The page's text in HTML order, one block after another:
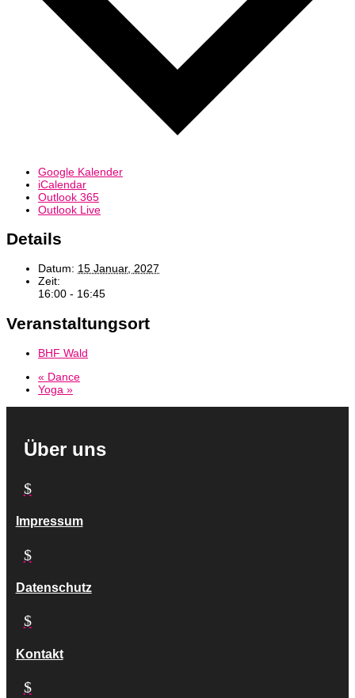
Google Kalender
iCalendar
Outlook 365
Outlook Live
Details
Datum: 15 Januar, 2027
Zeit:
16:00 - 16:45
Veranstaltungsort
BHF Wald
« Dance
Yoga »
Über uns
$
Impressum
$
Datenschutz
$
Kontakt
$